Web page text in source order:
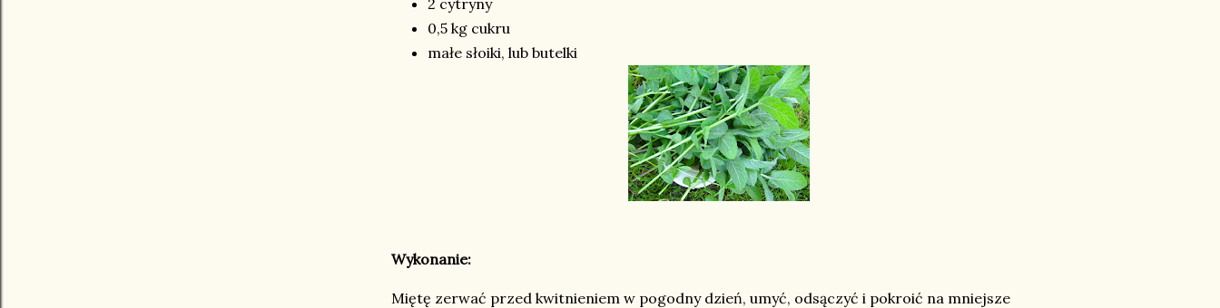
2 cytryny
0,5 kg cukru
małe słoiki, lub butelki
Wykonanie:
Miętę zerwać przed kwitnieniem w pogodny dzień, umyć, odsączyć i pokroić na mniejsze